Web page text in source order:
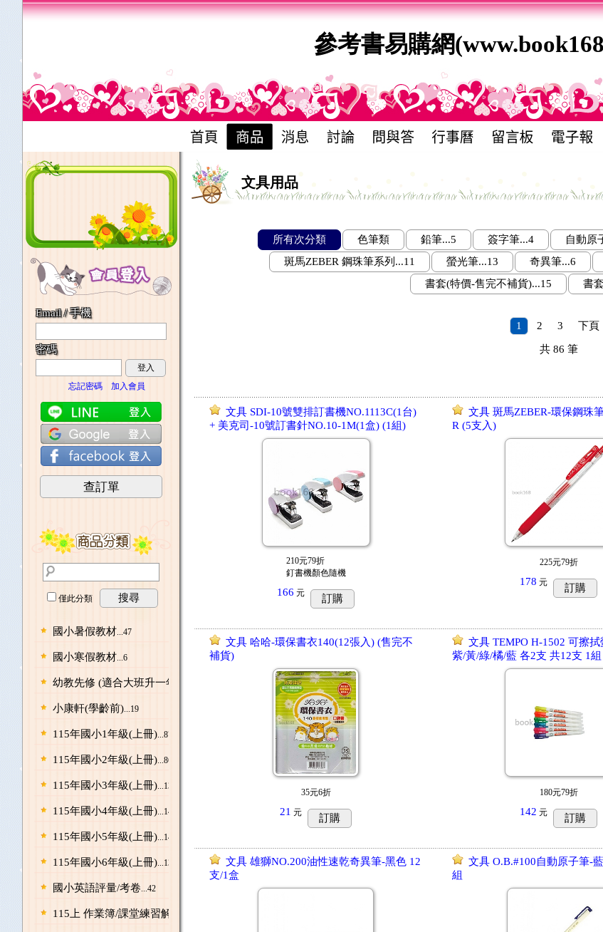
參考書易購網
Email / 手機
密碼
登入
忘記密碼
加入會員
查訂單
僅此分類 搜尋
國小暑假教材 ...47
國小寒假教材 ...6
幼教先修 (適合大班升一年級)
小康軒(學齡前) ...19
115年國小1年級(上冊) ...87
115年國小2年級(上冊) ...86
115年國小3年級(上冊) ...137
115年國小4年級(上冊) ...143
115年國小5年級(上冊) ...143
115年國小6年級(上冊) ...139
國小英語評量/考卷 ...42
115上 作業簿/課堂練習解答本
文具用品
所有次分類 色筆類 鉛筆...5 簽字筆...4 自動原
斑馬ZEBER 鋼珠筆系列...11
螢光筆...13 奇異筆...6
書套(特價-售完不補貨)...15
書
1 2 3 下頁
共86 筆
文具 SDI-10號雙排訂書機NO.1113C(1台)
+ 美克司-10號訂書針NO.10-1M(1盒) (1組)
210元79折
釘書機顏色隨機
166 元 訂購
文具 斑馬ZEBER-環保鋼珠
R (5支入)
225元79折
178 元 訂購
文具 哈哈-環保書衣140(12張入) (售完不
補貨)
35元6折
21 元 訂購
文具 TEMPO H-1502 可擦
紫/黃/綠/橘/藍 各2支 共12支 1組
180元79折
142 元 訂購
文具 雄獅NO.200油性速乾奇異筆-黑色 12
支/1盒
文具 O.B.#100自動原子筆-
組